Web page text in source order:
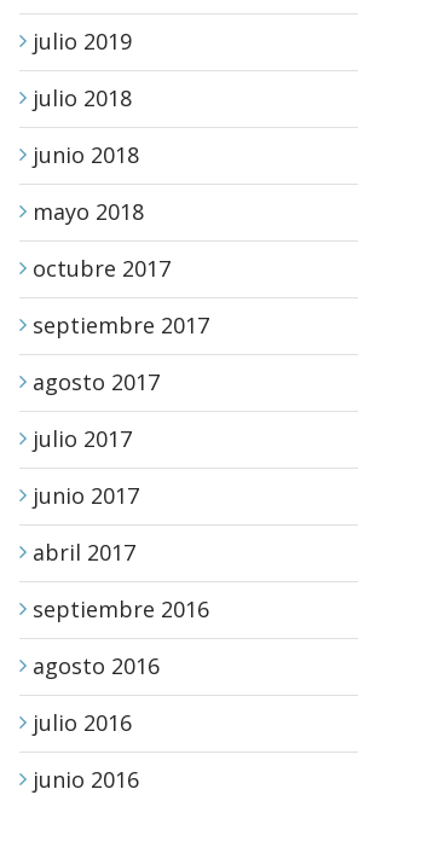
julio 2019
julio 2018
junio 2018
mayo 2018
octubre 2017
septiembre 2017
agosto 2017
julio 2017
junio 2017
abril 2017
septiembre 2016
agosto 2016
julio 2016
junio 2016